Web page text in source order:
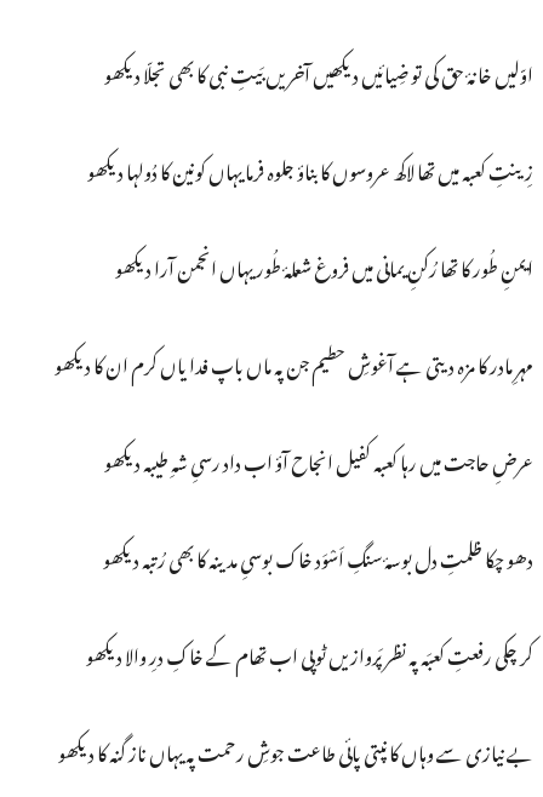
اوّلیں خانۂ حق کی تو ضِیائیں دیکھیں آخریں بَیتِ نبی کا بھی تجلّا دیکھو
زِینتِ کعبہ میں تھا لاکھ عروسوں کا بناؤ جلوہ فرما یہاں کونین کا دُولہا دیکھو
ایمنِ طُور کا تھا رُکنِ یمانی میں فروغ شعلۂ طُور یہاں انجمن آرا دیکھو
مہرِ مادر کا مزہ دیتی ہے آغوشِ حطیم جن پہ ماں باپ فدا یاں کرم ان کا دیکھو
عرضِ حاجت میں رہا کعبہ کفیل انجاح آؤ اب داد رسیِ شہِ طیبہ دیکھو
دھو چکا ظلمتِ دل بوسۂ سنگِ اَسْوَد خاک بوسیِ مدینہ کا بھی رُتبہ دیکھو
کر چکی رفعتِ کعبَہ پہ نظر پَروازیں ٹوپی اب تھام کے خاکِ درِ والا دیکھو
بے نیازی سے وہاں کانپتی پائی طاعت جوشِ رحمت پہ یہاں ناز گنہ کا دیکھو